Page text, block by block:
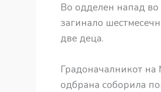
Во одделен напад во
загинало
две деца.
Градоначалникот на
одбрана соборила